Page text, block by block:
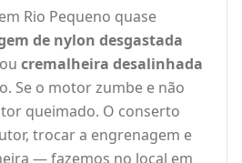
Rio Pequeno quase
de nylon desgastada
cremalheira desalinhada
Se o motor zumbe e não
queimado. O conserto
trocar a engrenagem e
— fazemos no local em